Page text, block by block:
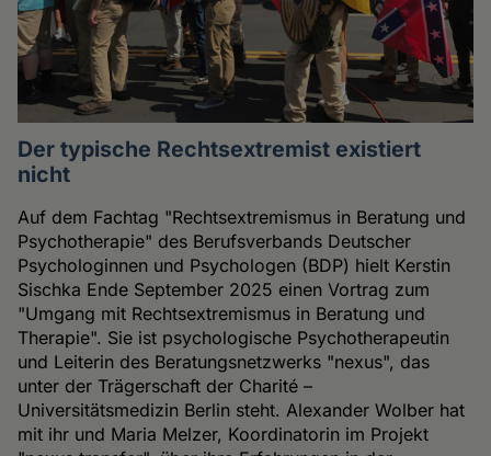
Der typische Rechtsextremist existiert
nicht
Auf dem Fachtag "Rechtsextremismus in Beratung und
Psychotherapie" des Berufsverbands Deutscher
Psychologinnen und Psychologen (BDP) hielt Kerstin
Sischka Ende September 2025 einen Vortrag zum
"Umgang mit Rechtsextremismus in Beratung und
Therapie". Sie ist psychologische Psychotherapeutin
und Leiterin des Beratungsnetzwerks "nexus", das
unter der Trägerschaft der Charité –
Universitätsmedizin Berlin steht. Alexander Wolber hat
mit ihr und Maria Melzer, Koordinatorin im Projekt